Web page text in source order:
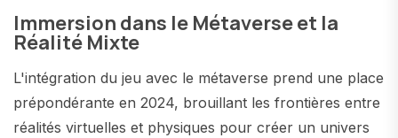
Immersion dans le Métaverse et la
Réalité Mixte
L'intégration du jeu avec le métaverse prend une place
prépondérante en 2024, brouillant les frontières entre
réalités virtuelles et physiques pour créer un univers